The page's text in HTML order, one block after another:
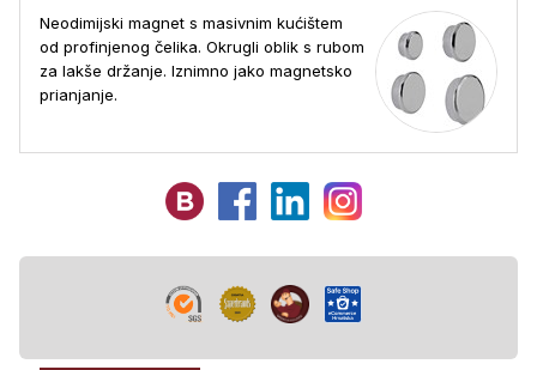
Neodimijski magnet s masivnim kućištem
od profinjenog čelika. Okrugli oblik s rubom
za lakše držanje. Iznimno jako magnetsko
prianjanje.